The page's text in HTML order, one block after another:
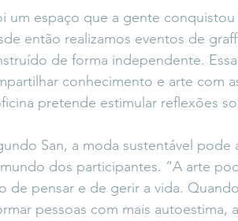
um espaço que a gente
então realizamos eventos de
de forma independente.
conhecimento e arte com
pretende estimular reflexões
San, a moda sustentável pode
dos participantes. “A arte
de pensar e de gerir a vida.
pessoas com mais